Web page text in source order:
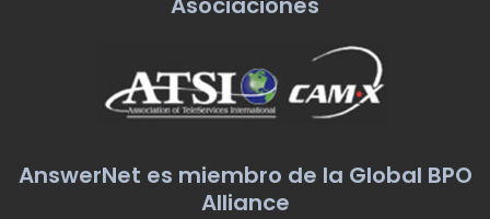
AnswerNet es miembro de la Global BPO
Alliance